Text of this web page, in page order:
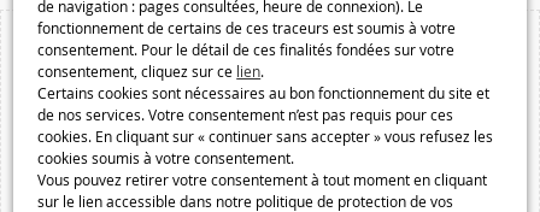
de navigation : pages consultées, heure de connexion). Le
fonctionnement de certains de ces traceurs est soumis à votre
consentement. Pour le détail de ces finalités fondées sur votre
consentement, cliquez sur ce lien.
Certains cookies sont nécessaires au bon fonctionnement du site et
de nos services. Votre consentement n’est pas requis pour ces
cookies. En cliquant sur « continuer sans accepter » vous refusez les
cookies soumis à votre consentement.
Vous pouvez retirer votre consentement à tout moment en cliquant
sur le lien accessible dans notre politique de protection de vos